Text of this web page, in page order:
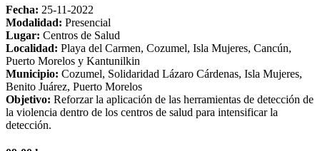
Fecha: 25-11-2022
Modalidad: Presencial
Lugar: Centros de Salud
Localidad: Playa del Carmen, Cozumel, Isla Mujeres, Cancún,
Puerto Morelos y Kantunilkin
Municipio: Cozumel, Solidaridad Lázaro Cárdenas, Isla Mujeres,
Benito Juárez, Puerto Morelos
Objetivo: Reforzar la aplicación de las herramientas de detección de
la violencia dentro de los centros de salud para intensificar la
detección.